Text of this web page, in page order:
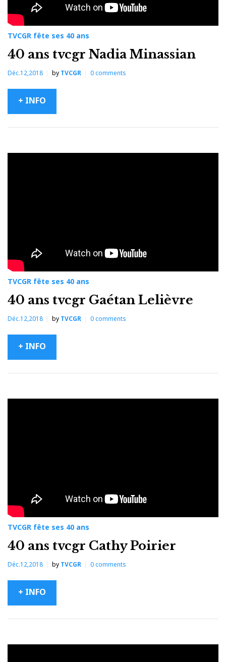
TVCGR fête ses 40 ans
40 ans tvcgr Nadia Minassian
Déc.12,2018 by TVCGR 0comments
+ INFO
TVCGR fête ses 40 ans
40 ans tvcgr Gaétan Lelièvre
Déc.12,2018 by TVCGR 0comments
+ INFO
TVCGR fête ses 40 ans
40 ans tvcgr Cathy Poirier
Déc.12,2018 by TVCGR 0comments
+ INFO